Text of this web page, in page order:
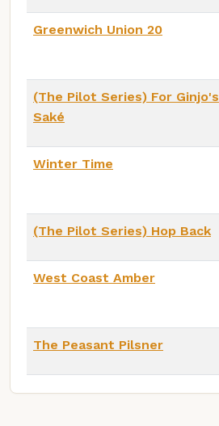
Greenwich Union 20
(The Pilot Series) For Ginjo's
Saké
Winter Time
(The Pilot Series) Hop Back
West Coast Amber
The Peasant Pilsner